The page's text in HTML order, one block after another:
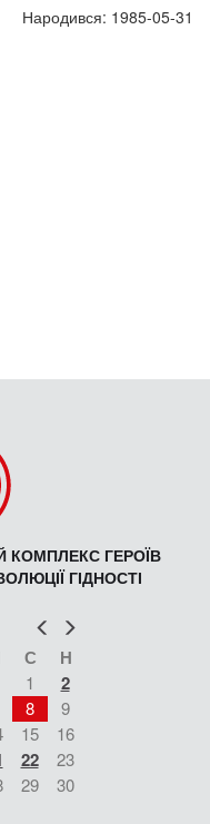
Народився: 1985-05-31
КОМПЛЕКС ГЕРОЇВ
ГІДНОСТІ
Попер
С Н
1 2
8
9
15
16
22
23
29
30